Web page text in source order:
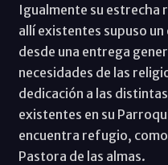
Igualmente su estrecha
allí existentes supuso
desde una entrega
necesidades de las
dedicación a las
existentes en su
encuentra refugio,
Pastora de las almas.